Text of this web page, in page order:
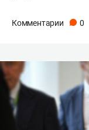
Комментарии 0